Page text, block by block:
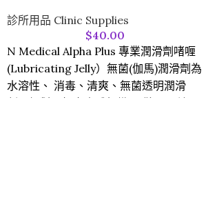
診所用品 Clinic Supplies
$40.00
N Medical Alpha Plus 專業潤滑劑啫喱
(Lubricating Jelly）無菌(伽馬)潤滑劑為
水溶性、 消毒、清爽、無菌透明潤滑